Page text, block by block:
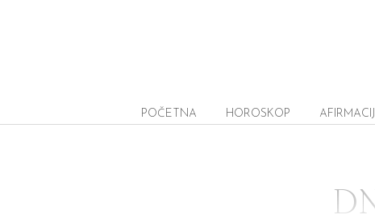
POČETNA HOROSKOP